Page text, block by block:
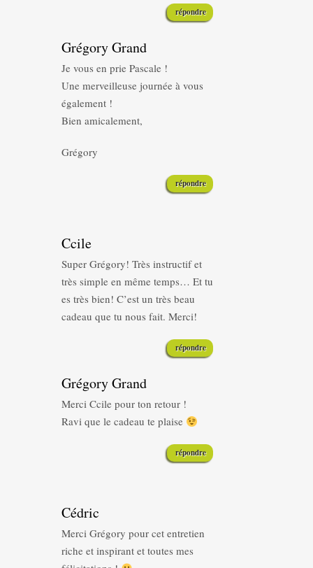
répondre
Grégory Grand
Je vous en prie Pascale !
Une merveilleuse journée à vous
également !
Bien amicalement,
Grégory
répondre
Ccile
Super Grégory! Très instructif et
très simple en même temps… Et tu
es très bien! C’est un très beau
cadeau que tu nous fait. Merci!
répondre
Grégory Grand
Merci Ccile pour ton retour !
Ravi que le cadeau te plaise
répondre
Cédric
Merci Grégory pour cet entretien
riche et inspirant et toutes mes